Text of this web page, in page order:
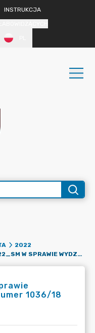
INSTRUKCJA
2022
OR.0050.40.2022_SM W SPRAWIE WYDZIERŻAWIENIA DZIAŁKI NUMER 1036/18
1036/18